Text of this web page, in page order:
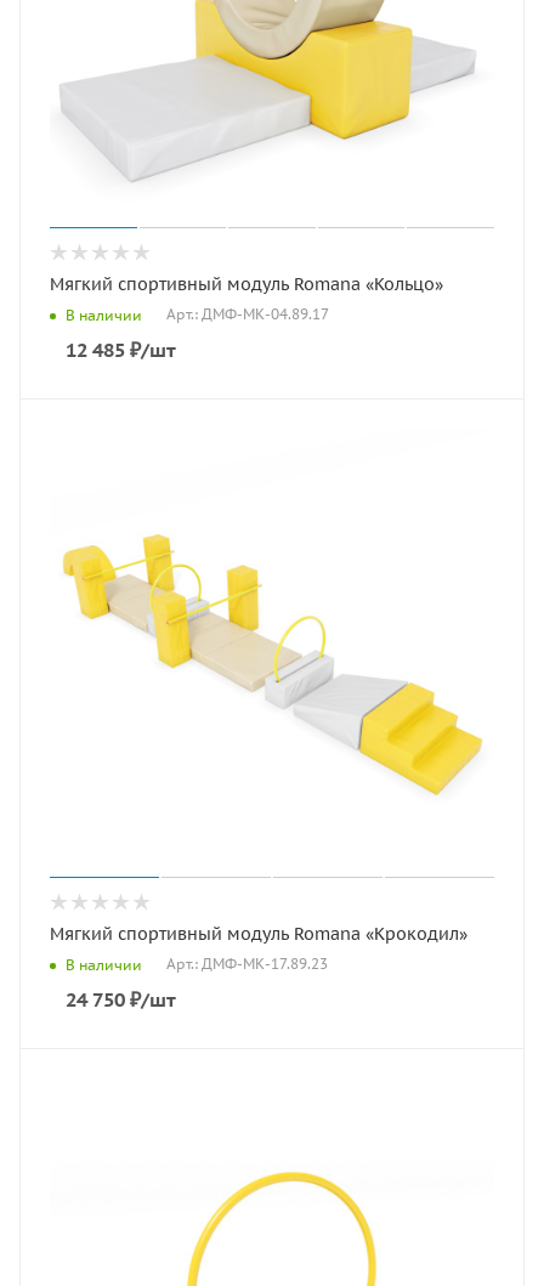
Мягкий спортивный модуль Romana «Кольцо»
В наличии Арт.: ДМФ-МК-04.89.17
12 485 ₽/шт
Мягкий спортивный модуль Romana «Крокодил»
В наличии Арт.: ДМФ-МК-17.89.23
24 750 ₽/шт